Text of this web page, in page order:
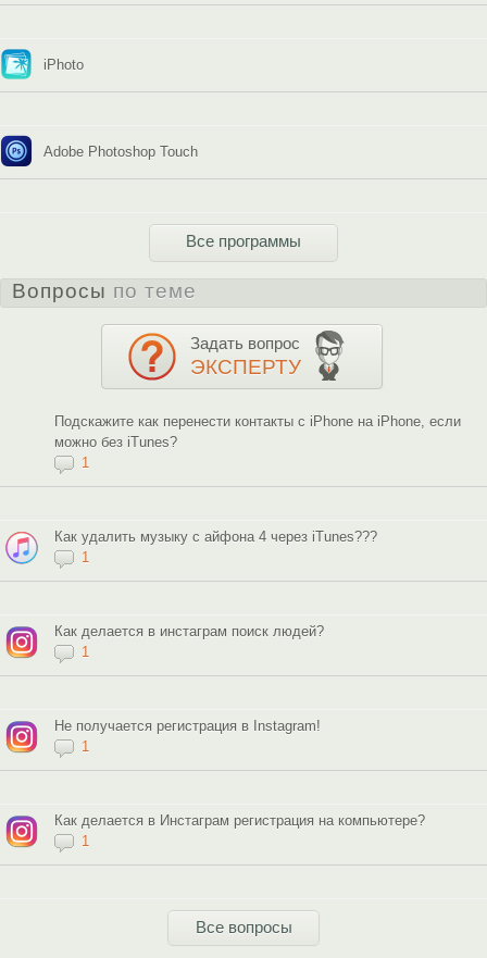
iPhoto
Adobe Photoshop Touch
Все программы
Вопросы по теме
Задать вопрос
ЭКСПЕРТУ
Подскажите как перенести контакты с iPhone на iPhone, если
можно без iTunes?
1
Как удалить музыку с айфона 4 через iTunes???
1
Как делается в инстаграм поиск людей?
1
Не получается регистрация в Instagram!
1
Как делается в Инстаграм регистрация на компьютере?
1
Все вопросы